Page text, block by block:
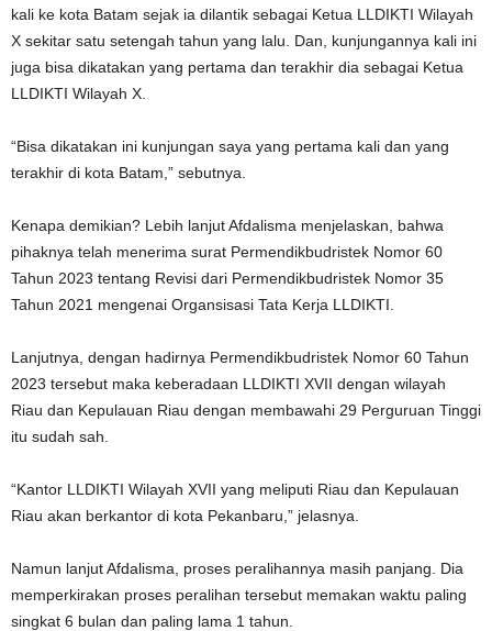
kali ke kota Batam sejak ia dilantik sebagai Ketua LLDIKTI Wilayah
X sekitar satu setengah tahun yang lalu. Dan, kunjungannya kali ini
juga bisa dikatakan yang pertama dan terakhir dia sebagai Ketua
LLDIKTI Wilayah X.
“Bisa dikatakan ini kunjungan saya yang pertama kali dan yang
terakhir di kota Batam,” sebutnya.
Kenapa demikian? Lebih lanjut Afdalisma menjelaskan, bahwa
pihaknya telah menerima surat Permendikbudristek Nomor 60
Tahun 2023 tentang Revisi dari Permendikbudristek Nomor 35
Tahun 2021 mengenai Organsisasi Tata Kerja LLDIKTI.
Lanjutnya, dengan hadirnya Permendikbudristek Nomor 60 Tahun
2023 tersebut maka keberadaan LLDIKTI XVII dengan wilayah
Riau dan Kepulauan Riau dengan membawahi 29 Perguruan Tinggi
itu sudah sah.
“Kantor LLDIKTI Wilayah XVII yang meliputi Riau dan Kepulauan
Riau akan berkantor di kota Pekanbaru,” jelasnya.
Namun lanjut Afdalisma, proses peralihannya masih panjang. Dia
memperkirakan proses peralihan tersebut memakan waktu paling
singkat 6 bulan dan paling lama 1 tahun.